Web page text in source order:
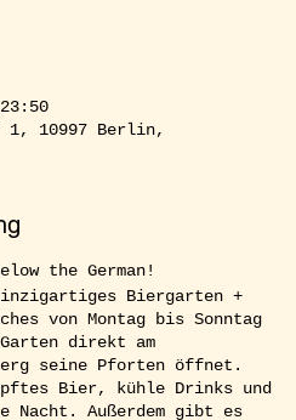
1, 10997 Berlin,
the German!
Biergarten +
von Montag bis Sonntag
direkt am
seine Pforten öffnet.
Bier, kühle Drinks und
Nacht. Außerdem gibt es